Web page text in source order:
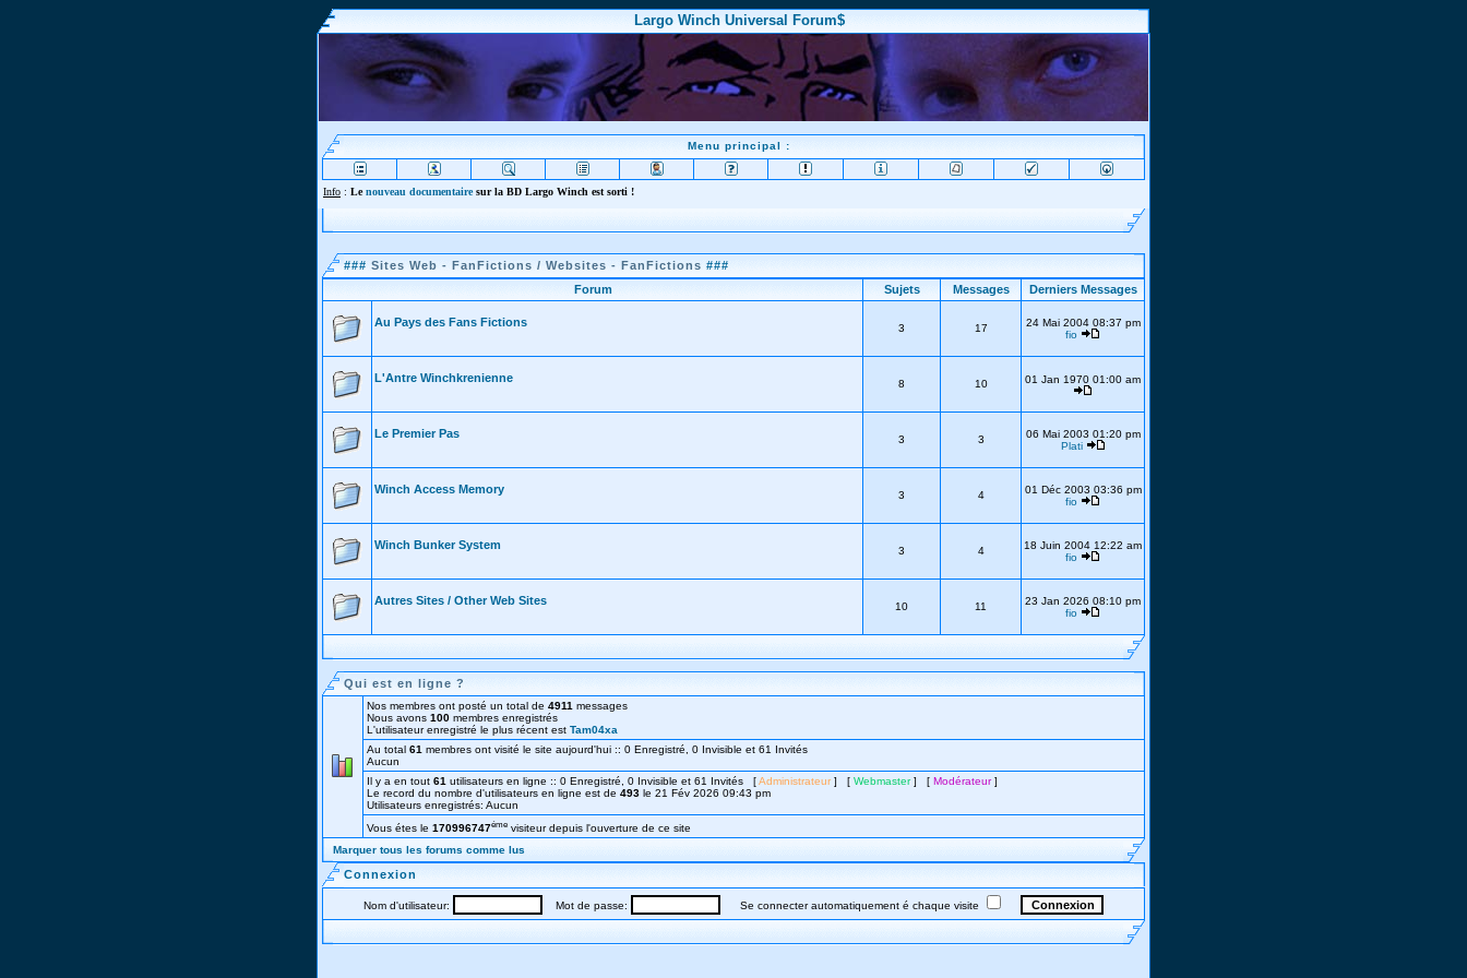
Largo Winch Universal Forum$
Menu principal :
Info : Lenouveau documentairesur la BD Largo Winch est sorti !
### Sites Web - FanFictions / Websites - FanFictions ###
Forum
Sujets Messages Derniers Messages
Au Pays des Fans Fictions 3 17
24 Mai 2004 08:37 pm
fio
L'Antre Winchkrenienne 8 10 01 Jan 1970 01:00 am
Le Premier Pas 3 3
06 Mai 2003 01:20 pm
Plati
Winch Access Memory 3 4
01 Déc 2003 03:36 pm
fio
Winch Bunker System 3 4
18 Juin 2004 12:22 am
fio
Autres Sites / Other Web Sites 10 11
23 Jan 2026 08:10 pm
fio
Qui est en ligne ?
Nos membres ont posté un total de 4911 messages
Nous avons 100 membres enregistrés
L'utilisateur enregistré le plus récent est Tam04xa
Au total 61 membres ont visité le site aujourd'hui :: 0 Enregistré, 0 Invisible et 61 Invités
Aucun
Il y a en tout 61 utilisateurs en ligne :: 0 Enregistré, 0 Invisible et 61 Invités [Administrateur] [ Webmaster] [ Modérateur]
Le record du nombre d'utilisateurs en ligne est de 493 le 21 Fév 2026 09:43 pm
Utilisateurs enregistrés: Aucun
Vous étes le 170996747éme visiteur depuis l'ouverture de ce site
Marquer tous les forums comme lus
Connexion
Nom d'utilisateur: Mot de passe: Se connecter automatiquement é chaque visite